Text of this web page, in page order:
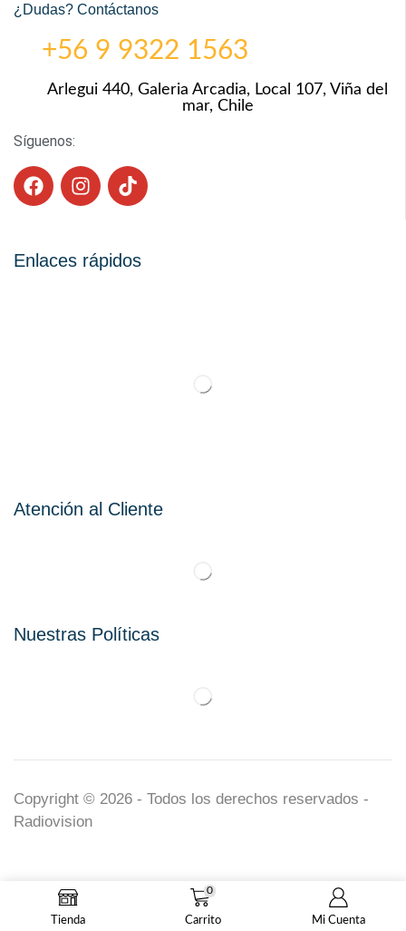
Tienda
0
Carrito Mi Cuenta
¿Dudas? Contáctanos
+56 9 9322 1563
Arlegui 440, Galeria Arcadia, Local 107, Viña del
mar, Chile
Síguenos:
Enlaces rápidos
Atención al Cliente
Nuestras Políticas
Copyright © 2026 - Todos los derechos reservados -
Radiovision